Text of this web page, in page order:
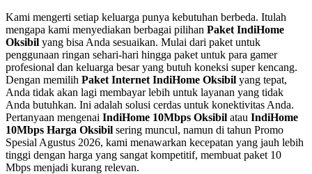
Kami mengerti setiap keluarga punya kebutuhan berbeda. Itulah
mengapa kami menyediakan berbagai pilihan Paket IndiHome
Oksibil yang bisa Anda sesuaikan. Mulai dari paket untuk
penggunaan ringan sehari-hari hingga paket untuk para gamer
profesional dan keluarga besar yang butuh koneksi super kencang.
Dengan memilih Paket Internet IndiHome Oksibil yang tepat,
Anda tidak akan lagi membayar lebih untuk layanan yang tidak
Anda butuhkan. Ini adalah solusi cerdas untuk konektivitas Anda.
Pertanyaan mengenai IndiHome 10Mbps Oksibil atau IndiHome
10Mbps Harga Oksibil sering muncul, namun di tahun Promo
Spesial Agustus 2026, kami menawarkan kecepatan yang jauh lebih
tinggi dengan harga yang sangat kompetitif, membuat paket 10
Mbps menjadi kurang relevan.